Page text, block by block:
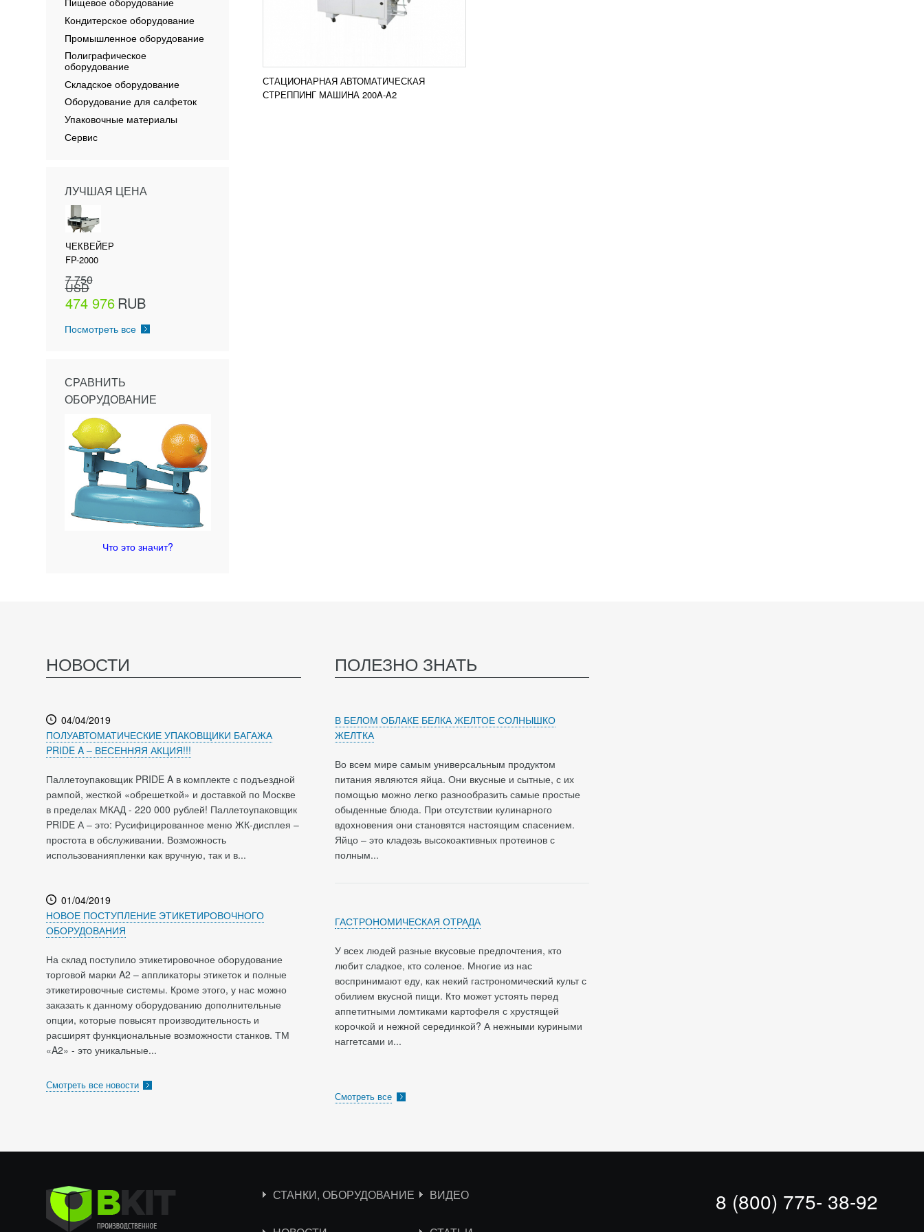
СТАЦИОНАРНАЯ АВТОМАТИЧЕСКАЯ
СТРЕППИНГ МАШИНА 200A-A2
Кондитерское оборудование
Промышленное оборудование
Полиграфическое
оборудование
Складское оборудование
Оборудование для салфеток
Упаковочные материалы
Сервис
ЛУЧШАЯ ЦЕНА
ЧЕКВЕЙЕР
FP-2000
7 750
USD
474 976RUB
Посмотреть все
СРАВНИТЬ
ОБОРУДОВАНИЕ
Что это значит?
НОВОСТИ
04/04/2019
ПОЛУАВТОМАТИЧЕСКИЕ УПАКОВЩИКИ БАГАЖА
PRIDE A – ВЕСЕННЯЯ АКЦИЯ!!!
Паллетоупаковщик PRIDE A в комплекте с подъездной
рампой, жесткой «обрешеткой» и доставкой по Москве
в пределах МКАД - 220 000 рублей! Паллетоупаковщик
PRIDE А – это: Русифицированное меню ЖК-дисплея –
простота в обслуживании. Возможность
использованияпленки как вручную, так и в...
01/04/2019
НОВОЕ ПОСТУПЛЕНИЕ ЭТИКЕТИРОВОЧНОГО
ОБОРУДОВАНИЯ
На склад поступило этикетировочное оборудование
торговой марки A2 – аппликаторы этикеток и полные
этикетировочные системы. Кроме этого, у нас можно
заказать к данному оборудованию дополнительные
опции, которые повысят производительность и
расширят функциональные возможности станков. ТМ
«A2» - это уникальные...
Смотреть все новости
ПОЛЕЗНО ЗНАТЬ
В БЕЛОМ ОБЛАКЕ БЕЛКА ЖЕЛТОЕ СОЛНЫШКО
ЖЕЛТКА
Во всем мире самым универсальным продуктом
питания являются яйца. Они вкусные и сытные, с их
помощью можно легко разнообразить самые простые
обыденные блюда. При отсутствии кулинарного
вдохновения они становятся настоящим спасением.
Яйцо – это кладезь высокоактивных протеинов с
полным...
ГАСТРОНОМИЧЕСКАЯ ОТРАДА
У всех людей разные вкусовые предпочтения, кто
любит сладкое, кто соленое. Многие из нас
воспринимают еду, как некий гастрономический культ с
обилием вкусной пищи. Кто может устоять перед
аппетитными ломтиками картофеля с хрустящей
корочкой и нежной серединкой? А нежными куриными
наггетсами и...
Смотреть все
СТАНКИ, ОБОРУДОВАНИЕ ВИДЕО 8 (800) 775- 38-92